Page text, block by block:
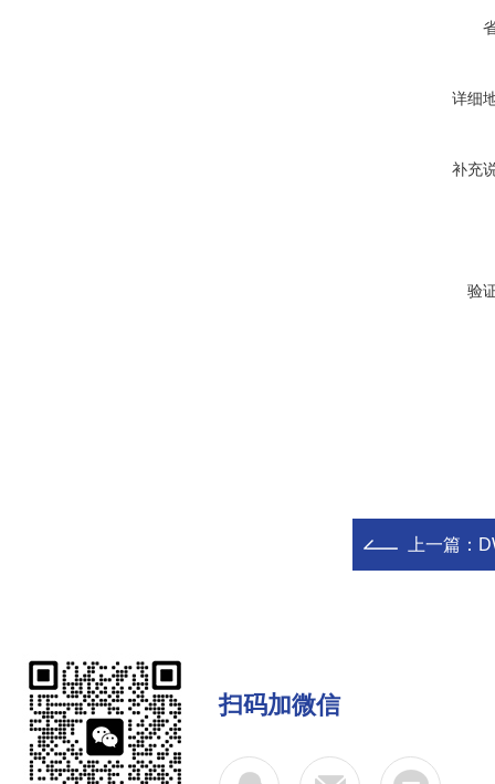
详细
补充
验
上一篇：
扫码加微信